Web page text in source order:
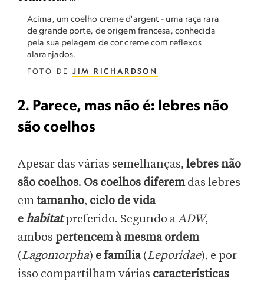
Acima, um coelho creme d'argent - uma raça rara
de grande porte, de origem francesa, conhecida
pela sua pelagem de cor creme com reflexos
alaranjados.
FOTO DE JIM RICHARDSON
2. Parece, mas não é: lebres não
são coelhos
Apesar das várias semelhanças, lebres não
são coelhos. Os coelhos diferemdas lebres
emtamanho, ciclo de vida
ehabitat preferido. Segundo aADW,
ambos pertencem à mesma ordem
(Lagomorpha) e família(Leporidae), e por
isso compartilham várias características